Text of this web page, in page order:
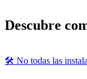
Descubre
🛠️ No todas las